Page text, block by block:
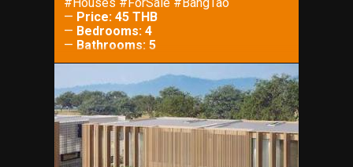
— Price: 45 THB
— Bedrooms: 4
— Bathrooms: 5
—Property Size: 400 m²
Lot Size: 730 m²